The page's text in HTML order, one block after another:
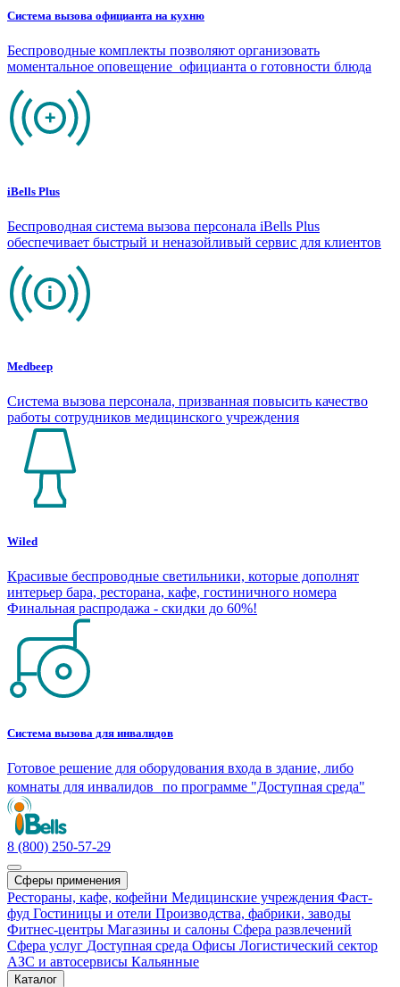
Система вызова официанта на кухню
Беспроводные комплекты позволяют организовать
моментальное оповещение официанта о готовности блюда
iBells Plus
Беспроводная система вызова персонала iBells Plus
обеспечивает быстрый и неназойливый сервис для клиентов
Medbeep
Система вызова персонала, призванная повысить качество
работы сотрудников медицинского учреждения
Wiled
Красивые беспроводные светильники, которые дополнят
интерьер бара, ресторана, кафе, гостиничного номера
Финальная распродажа - скидки до 60%!
Система вызова для инвалидов
Готовое решение для оборудования входа в здание, либо
комнаты для инвалидов по программе "Доступная среда"
8 (800) 250-57-29
Сферы применения
Рестораны, кафе, кофейни Медицинские учреждения Фаст-
фуд Гостиницы и отели Производства, фабрики, заводы
Фитнес-центры Магазины и салоны Сфера развлечений
Сфера услуг Доступная среда Офисы Логистический сектор
АЗС и автосервисы Кальянные
Каталог